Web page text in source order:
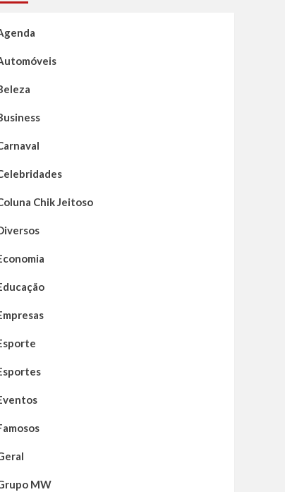
Chik Jeitoso
MW